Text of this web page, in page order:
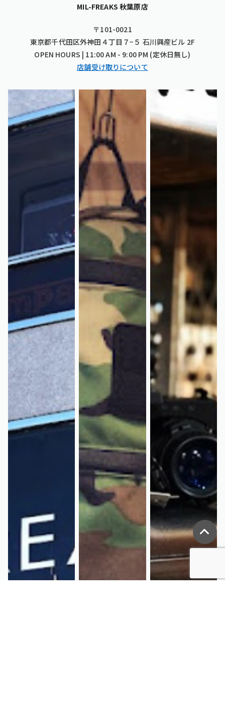
MIL-FREAKS 秋葉原店
〒101-0021
東京都千代田区外神田４丁目７−５ 石川興産ビル 2F
OPEN HOURS | 11:00 AM - 9:00 PM (定休日無し)
店舗受け取りについて